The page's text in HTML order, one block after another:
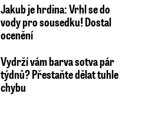
Jakub je hrdina: Vrhl se do
vody pro sousedku! Dostal
ocenění
Vydrží vám barva sotva pár
týdnů? Přestaňte dělat tuhle
chybu